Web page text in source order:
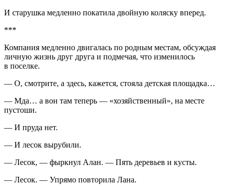
И старушка медленно покатила двойную коляску вперед.
***
Компания медленно двигалась по родным местам, обсуждая
личную жизнь друг друга и подмечая, что изменилось
в поселке.
— О, смотрите, а здесь, кажется, стояла детская площадка…
— Мда… а вон там теперь — «хозяйственный», на месте
пустоши.
— И пруда нет.
— И лесок вырубили.
— Лесок, — фыркнул Алан. — Пять деревьев и кусты.
— Лесок. — Упрямо повторила Лана.